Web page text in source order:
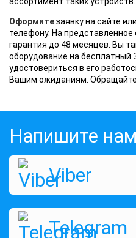
Оформитезаявку на сайте
телефону. На
гарантия до 48 месяцев. Вы
оборудование на бесплатный
удостовериться в его
Вашим ожиданиям.
Напишите
Viber
Telegram